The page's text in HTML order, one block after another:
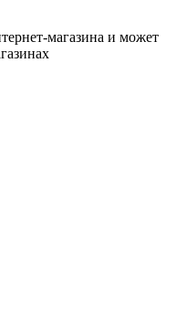
магазина и может